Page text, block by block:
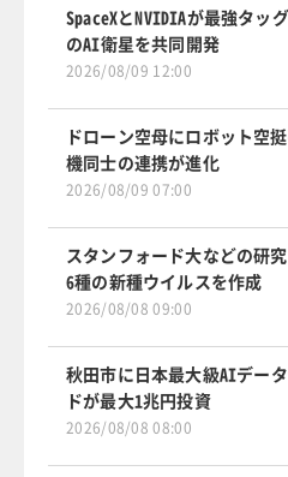
SpaceXとNVIDIAが最強タッ
のAI衛星を共同開発
2026/08/09 12:00
ドローン空母にロボット空
機同士の連携が進化
2026/08/09 07:00
スタンフォード大などの研
6種の新種ウイルスを作成
2026/08/08 09:00
秋田市に日本最大級AIデー
ドが最大1兆円投資
2026/08/08 08:00